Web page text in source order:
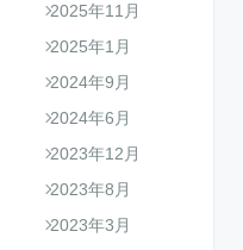
2025年11月
2025年1月
2024年9月
2024年6月
2023年12月
2023年8月
2023年3月